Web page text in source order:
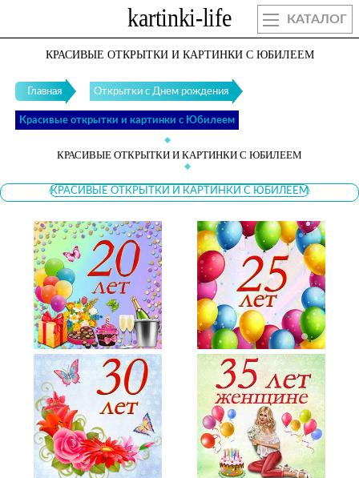
КАТАЛОГ
КРАСИВЫЕ ОТКРЫТКИ И КАРТИНКИ С ЮБИЛЕЕМ
Главная Открытки с Днем рождения
Красивые открытки и картинки с Юбилеем
КРАСИВЫЕ ОТКРЫТКИ И КАРТИНКИ С ЮБИЛЕЕМ
КРАСИВЫЕ ОТКРЫТКИ И КАРТИНКИ С ЮБИЛЕЕМ